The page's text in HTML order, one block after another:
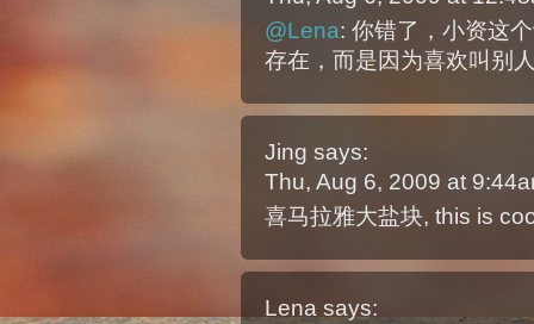
@Lena: 你错了，小资这
存在，而是因为喜欢叫别
Jing says:
Thu, Aug 6, 2009 at
喜马拉雅大盐块, this is
Lena says: